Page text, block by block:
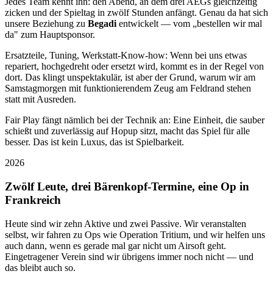
zicken und der Spieltag in zwölf Stunden anfängt. Genau da hat sich
unsere Beziehung zu Begadientwickelt — vom „bestellen wir mal
da" zum Hauptsponsor.
Ersatzteile, Tuning, Werkstatt-Know-how: Wenn bei uns etwas
repariert, hochgedreht oder ersetzt wird, kommt es in der Regel von
dort. Das klingt unspektakulär, ist aber der Grund, warum wir am
Samstagmorgen mit funktionierendem Zeug am Feldrand stehen
statt mit Ausreden.
Fair Play fängt nämlich bei der Technik an: Eine Einheit, die sauber
schießt und zuverlässig auf Hopup sitzt, macht das Spiel für alle
besser. Das ist kein Luxus, das ist Spielbarkeit.
2026
Zwölf Leute, drei Bärenkopf-Termine, eine Op in
Frankreich
Heute sind wir zehn Aktive und zwei Passive. Wir veranstalten
selbst, wir fahren zu Ops wie Operation Tritium, und wir helfen uns
auch dann, wenn es gerade mal gar nicht um Airsoft geht.
Eingetragener Verein sind wir übrigens immer noch nicht — und
das bleibt auch so.